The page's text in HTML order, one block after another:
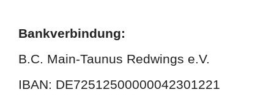
Bankverbindung:
B.C. Main-Taunus Redwings e.V.
IBAN: DE72512500000042301221